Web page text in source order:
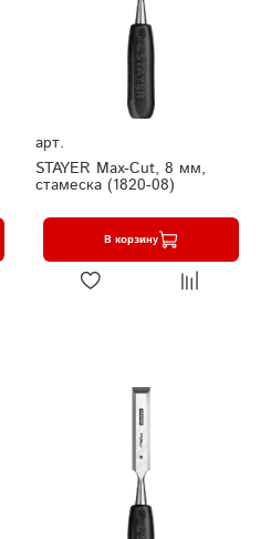
арт.
STAYER Max-Cut, 8 мм,
стамеска (1820-08)
В корзину